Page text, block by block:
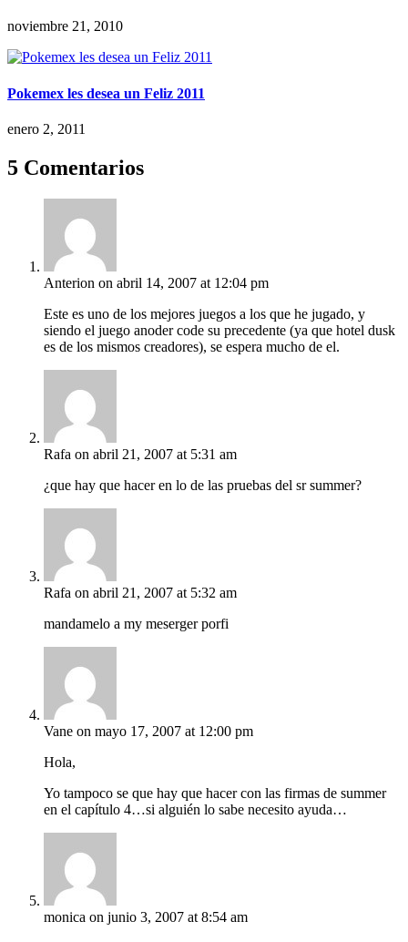
noviembre 21, 2010
Pokemex les desea un Feliz 2011
enero 2, 2011
5 Comentarios
Anterion on abril 14, 2007 at 12:04 pm
Este es uno de los mejores juegos a los que he jugado, y
siendo el juego anoder code su precedente (ya que hotel dusk
es de los mismos creadores), se espera mucho de el.
Rafa on abril 21, 2007 at 5:31 am
¿que hay que hacer en lo de las pruebas del sr summer?
Rafa on abril 21, 2007 at 5:32 am
mandamelo a my meserger porfi
Vane on mayo 17, 2007 at 12:00 pm
Hola,
Yo tampoco se que hay que hacer con las firmas de summer
en el capítulo 4…si alguién lo sabe necesito ayuda…
monica on junio 3, 2007 at 8:54 am